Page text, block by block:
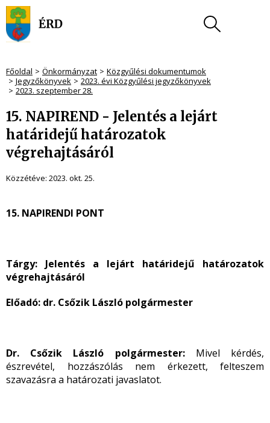
Főoldal Önkormányzat
Közgyűlési dokumentumok
Jegyzőkönyvek
2023. évi Közgyűlési jegyzőkönyvek
2023. szeptember 28.
15. NAPIREND - Jelentés a lejárt
határidejű határozatok
végrehajtásáról
Közzétéve: 2023. okt. 25.
15. NAPIRENDI PONT
Tárgy: Jelentés a lejárt határidejű határozatok
végrehajtásáról
Előadó: dr. Csőzik László polgármester
Dr. Csőzik László polgármester: Mivel kérdés,
észrevétel, hozzászólás nem érkezett, felteszem
szavazásra a határozati javaslatot.